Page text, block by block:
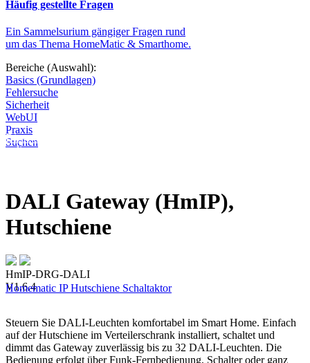
Häufig gestellte Fragen
Ein Sammelsurium gängiger Fragen rund
um das Thema HomeMatic & Smarthome.
Bereiche (Auswahl):
Basics (Grundlagen)
Fehlersuche
Sicherheit
WebUI
Praxis
Suchen
Diese Seite wird nicht weitergeführt, bleibt aber als digitales Archiv
online. Vielen Dank für deinen Besuch!
DALI Gateway (HmIP),
Hutschiene
HmIP-DRG-DALI
V1.6.4
Homematic IPHutschiene Schaltaktor
Steuern Sie DALI-Leuchten komfortabel im Smart Home. Einfach
auf der Hutschiene im Verteilerschrank installiert, schaltet und
dimmt das Gateway zuverlässig bis zu 32 DALI-Leuchten. Die
Bedienung erfolgt über Funk-Fernbedienung, Schalter oder ganz